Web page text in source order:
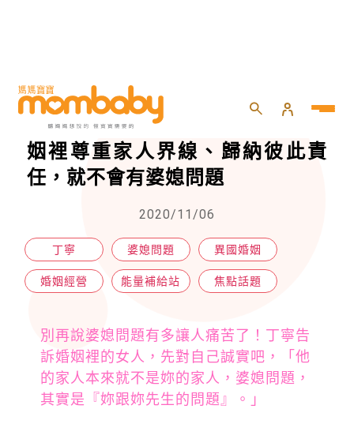
HOME 專欄 焦點話題
丁寧沒叫過馬修父母「爸媽」，婚
姻裡尊重家人界線、歸納彼此責
任，就不會有婆媳問題
2020/11/06
丁寧 婆媳問題 異國婚姻
婚姻經營 能量補給站 焦點話題
別再說婆媳問題有多讓人痛苦了！丁寧告
訴婚姻裡的女人，先對自己誠實吧，「他
的家人本來就不是妳的家人，婆媳問題，
其實是『妳跟妳先生的問題』。」